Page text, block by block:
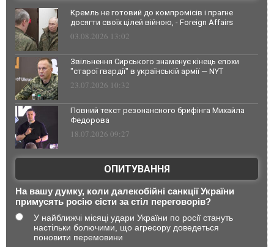
Кремль не готовий до компромісів і прагне
досягти своїх цілей війною, - Foreign Affairs
03.08.2026 13:02
Звільнення Сирського знаменує кінець епохи
"старої гвардії" в українській армії — NYT
23.07.2026 10:32
Повний текст резонансного брифінга Михайла
Федорова
18.07.2026 09:27
ОПИТУВАННЯ
На вашу думку, коли далекобійні санкції України
примусять росію сісти за стіл переговорів?
У найближчі місяці удари України по росії стануть
настільки болючими, що агресору доведеться
поновити перемовини